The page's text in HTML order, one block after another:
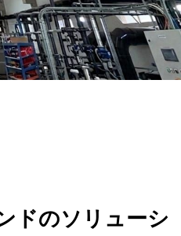
ドのソリューシ